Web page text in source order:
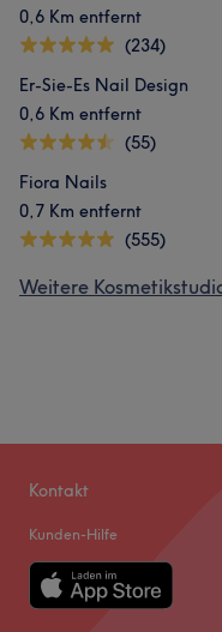
0,6 Km entfernt
(234)
Er-Sie-Es Nail Design
0,6 Km entfernt
(55)
Fiora Nails
0,7 Km entfernt
(555)
Weitere
Kontakt
Kunden-Hilfe